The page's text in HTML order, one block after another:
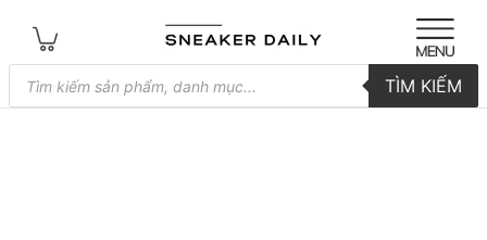
Tìm
kiếm
sản
TÌM KIẾM